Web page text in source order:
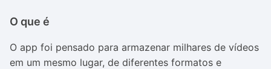
O que é
O app foi pensado para armazenar milhares de vídeos
em um mesmo lugar, de diferentes formatos e